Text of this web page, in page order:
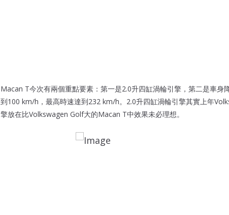
Macan T今次有兩個重點要素：第一是2.0升四缸渦輪引擎，第二是車
到100 km/h，最高時速達到232 km/h。2.0升四缸渦輪引擎其實上年
擎放在比Volkswagen Golf大的Macan T中效果未必理想。